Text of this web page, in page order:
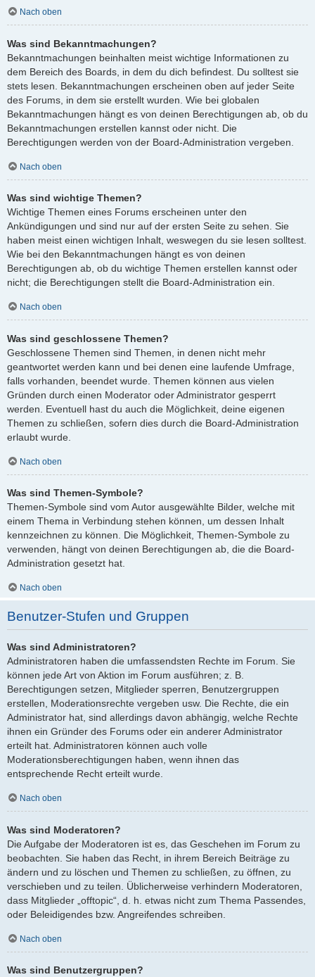
Nach oben
Was sind Bekanntmachungen?
Bekanntmachungen beinhalten meist wichtige Informationen zu
dem Bereich des Boards, in dem du dich befindest. Du solltest sie
stets lesen. Bekanntmachungen erscheinen oben auf jeder Seite
des Forums, in dem sie erstellt wurden. Wie bei globalen
Bekanntmachungen hängt es von deinen Berechtigungen ab, ob du
Bekanntmachungen erstellen kannst oder nicht. Die
Berechtigungen werden von der Board-Administration vergeben.
Nach oben
Was sind wichtige Themen?
Wichtige Themen eines Forums erscheinen unter den
Ankündigungen und sind nur auf der ersten Seite zu sehen. Sie
haben meist einen wichtigen Inhalt, weswegen du sie lesen solltest.
Wie bei den Bekanntmachungen hängt es von deinen
Berechtigungen ab, ob du wichtige Themen erstellen kannst oder
nicht; die Berechtigungen stellt die Board-Administration ein.
Nach oben
Was sind geschlossene Themen?
Geschlossene Themen sind Themen, in denen nicht mehr
geantwortet werden kann und bei denen eine laufende Umfrage,
falls vorhanden, beendet wurde. Themen können aus vielen
Gründen durch einen Moderator oder Administrator gesperrt
werden. Eventuell hast du auch die Möglichkeit, deine eigenen
Themen zu schließen, sofern dies durch die Board-Administration
erlaubt wurde.
Nach oben
Was sind Themen-Symbole?
Themen-Symbole sind vom Autor ausgewählte Bilder, welche mit
einem Thema in Verbindung stehen können, um dessen Inhalt
kennzeichnen zu können. Die Möglichkeit, Themen-Symbole zu
verwenden, hängt von deinen Berechtigungen ab, die die Board-
Administration gesetzt hat.
Nach oben
Benutzer-Stufen und Gruppen
Was sind Administratoren?
Administratoren haben die umfassendsten Rechte im Forum. Sie
können jede Art von Aktion im Forum ausführen; z. B.
Berechtigungen setzen, Mitglieder sperren, Benutzergruppen
erstellen, Moderationsrechte vergeben usw. Die Rechte, die ein
Administrator hat, sind allerdings davon abhängig, welche Rechte
ihnen ein Gründer des Forums oder ein anderer Administrator
erteilt hat. Administratoren können auch volle
Moderationsberechtigungen haben, wenn ihnen das
entsprechende Recht erteilt wurde.
Nach oben
Was sind Moderatoren?
Die Aufgabe der Moderatoren ist es, das Geschehen im Forum zu
beobachten. Sie haben das Recht, in ihrem Bereich Beiträge zu
ändern und zu löschen und Themen zu schließen, zu öffnen, zu
verschieben und zu teilen. Üblicherweise verhindern Moderatoren,
dass Mitglieder „offtopic“, d. h. etwas nicht zum Thema Passendes,
oder Beleidigendes bzw. Angreifendes schreiben.
Nach oben
Was sind Benutzergruppen?